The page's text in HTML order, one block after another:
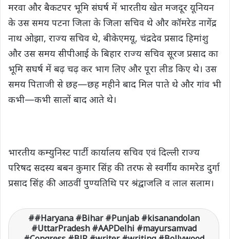
मरवा और बैकटपर भूमि संघर्ष में भारतीय खेत मजदूर यूनियन
के उस समय पटना जिला के जिला सचिव थे और कॉमरेड नागेंद्र
नाथ ओझा, राज्य सचिव थे, बीकेएमयू, चंद्रदेव प्रसाद हिमांशु
और उस समय सीपीआई के बिहार राज्य सचिव सूरज प्रसाद का
भूमि सघर्ष में बढ़ चढ़ कर भाग लिए और पूरा लीड किए थे। उस
समय पिताजी से छह—छह महीने बाद मिल पाते थे और गांव भी
कभी—कभी सालों बाद आते थे।
भारतीय कम्युनिस्ट पार्टी कार्यालय सचिव एवं दिल्ली राज्य
परिषद सदस्य बबन कुमार सिंह की तरफ से स्वर्गीय कामरेड दुर्गा
प्रसाद सिंह की आठवीं पुण्यतिथि पर श्रंद्वाज​लि व लाल सलाम।
#Haryana #Bihar #Punjab #kisanandolan
#UttarPradesh #AAPDelhi #mayursamvad